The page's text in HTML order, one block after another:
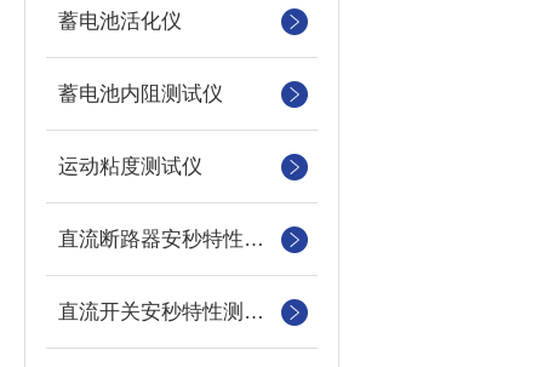
蓄电池活化仪
蓄电池内阻测试仪
运动粘度测试仪
直流断路器安秒特性测试仪
直流开关安秒特性测试仪